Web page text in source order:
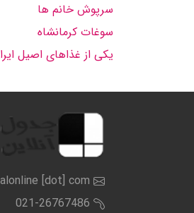
سرپوش خانم ها
سوغات كرمانشاه
یكی از غذاهای اصیل
[dot] com
021-26767486